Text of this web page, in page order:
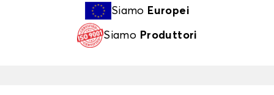
Siamo Europei
Siamo Produttori